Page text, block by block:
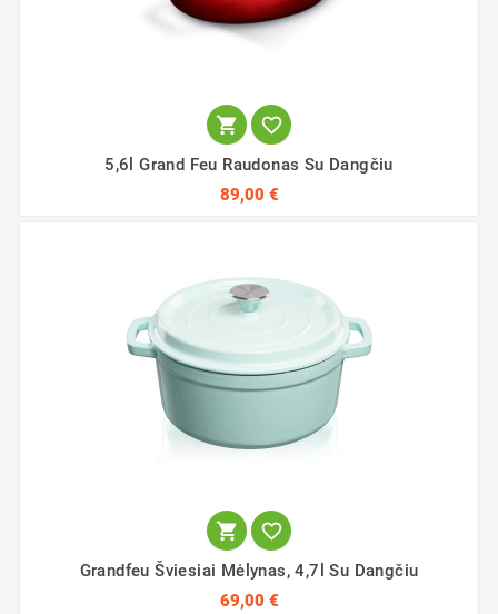
 
5,6l Grand Feu Raudonas Su Dangčiu
89,00 €
 
Grandfeu Šviesiai Mėlynas, 4,7l Su Dangčiu
69,00 €